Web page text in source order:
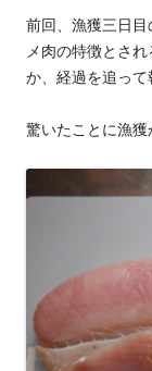
前回、漁獲三日
メ肉の特徴とさ
か、経過を追って
驚いたことに漁獲